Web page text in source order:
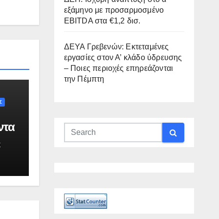
εξάμηνο με προσαρμοσμένο
EBITDA στα €1,2 δισ.
ΔΕΥΑ Γρεβενών: Εκτεταμένες
εργασίες στον Α’ κλάδο ύδρευσης
– Ποιες περιοχές επηρεάζονται
την Πέμπτη